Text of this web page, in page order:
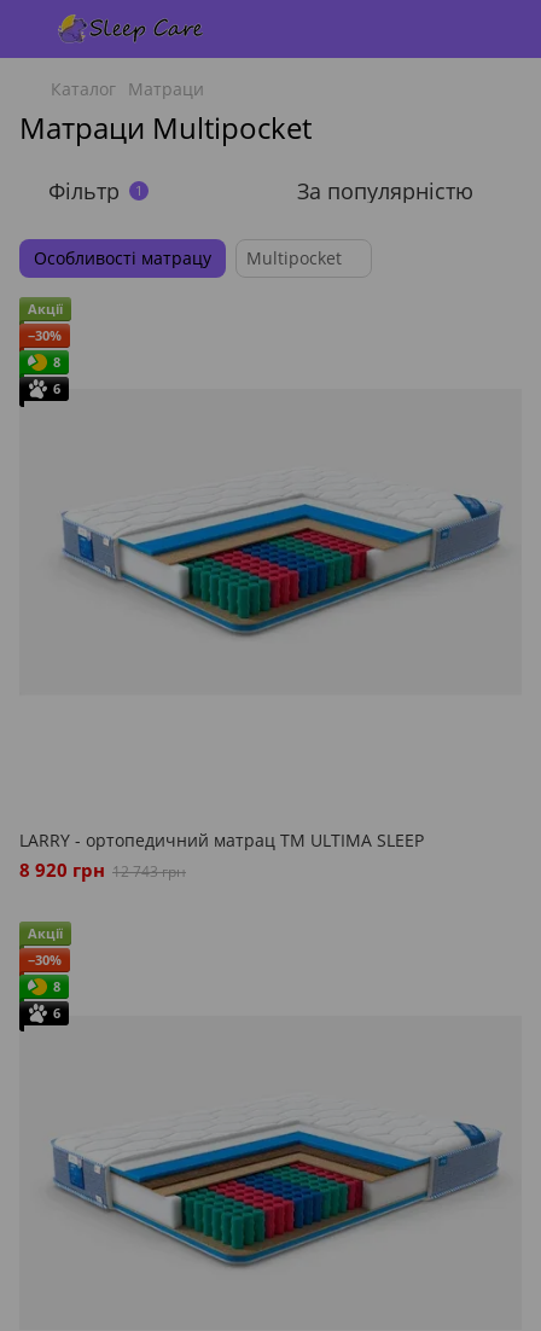
Каталог Матраци
Матраци Multipocket
Фільтр 1 За популярністю
Особливості матрацу Multipocket
Акції
−30%
8
6
LARRY - ортопедичний матрац ТМ ULTIMA SLEEP
8 920 грн 12 743 грн
Акції
−30%
8
6